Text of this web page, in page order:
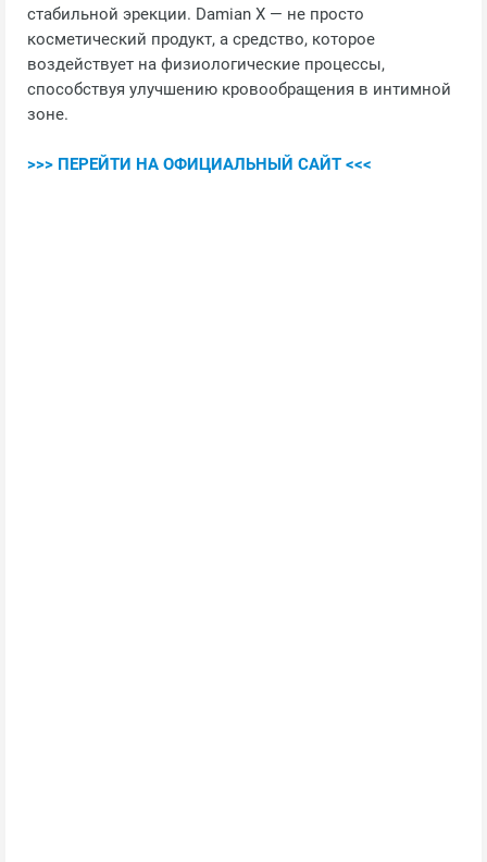
стабильной эрекции. Damian X — не просто
косметический продукт, а средство, которое
воздействует на физиологические процессы,
способствуя улучшению кровообращения в интимной
зоне.
>>> ПЕРЕЙТИ НА ОФИЦИАЛЬНЫЙ САЙТ <<<